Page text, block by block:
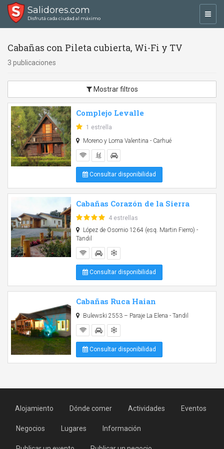
Salidores.com
Disfrutá cada ciudad al máximo
Cabañas con Pileta cubierta, Wi-Fi y TV
3 publicaciones
Mostrar filtros
Complejo Levalle
1 estrella
Moreno y Loma Valentina - Carhué
Consultar disponibilidad
Cabañas Corazón de la Sierra
4 estrellas
López de Osornio 1264 (esq. Martin Fierro) -
Tandil
Consultar disponibilidad
Cabañas Ruca Haian
Bulewski 2553 – Paraje La Elena - Tandil
Consultar disponibilidad
Alojamiento Dónde comer Actividades Eventos
Negocios Lugares Información